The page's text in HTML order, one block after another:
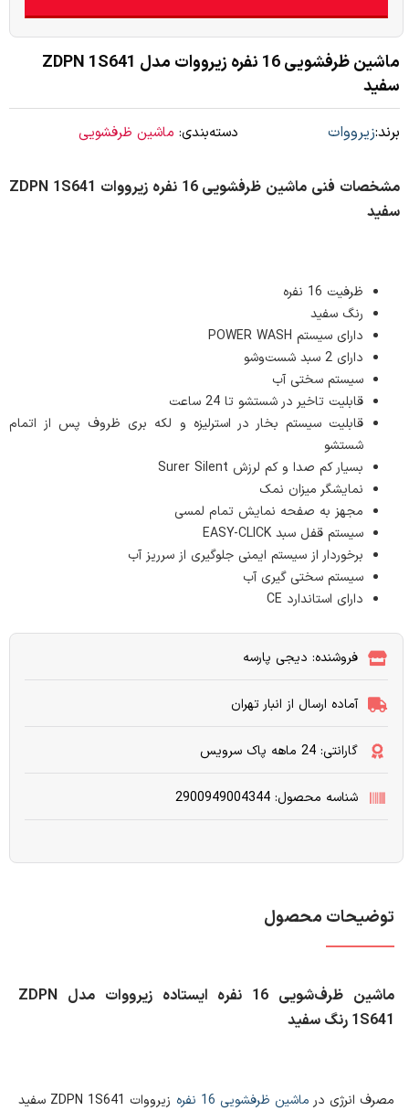
ماشین ظرفشویی 16 نفره زیرووات مدل ZDPN 1S641
سفید
برند:زیرووات دسته‌بندی: ماشین ظرفشویی
مشخصات فنی ماشین ظرفشویی 16 نفره زیرووات ZDPN 1S641
سفید
ظرفیت 16 نفره
رنگ سفید
دارای سیستم POWER WASH
دارای 2 سبد شست‌وشو
سیستم سختی آب
قابلیت تاخیر در شستشو تا 24 ساعت
قابلیت سیستم بخار در استرلیزه و لکه بری ظروف پس از اتمام
شستشو
بسیار کم صدا و کم لرزش Surer Silent
نمایشگر میزان نمک
مجهز به صفحه نمایش تمام لمسی
سیستم قفل سبد EASY-CLICK
برخوردار از سیستم ایمنی جلوگیری از سرریز آب
سیستم سختی گیری آب
دارای استاندارد CE
فروشنده: دیجی پارسه
آماده ارسال از انبار تهران
گارانتی: 24 ماهه پاک سرویس
شناسه محصول: 2900949004344
توضیحات محصول
ماشین ظرف‌شویی 16 نفره ایستاده زیرووات مدل ZDPN
1S641 رنگ سفید
مصرف انرژی در ماشین ظرفشویی 16 نفره
زیرووات ZDPN 1S641 سفید